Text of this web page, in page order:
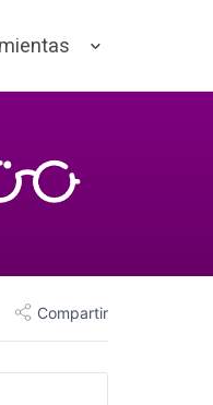
Compartir